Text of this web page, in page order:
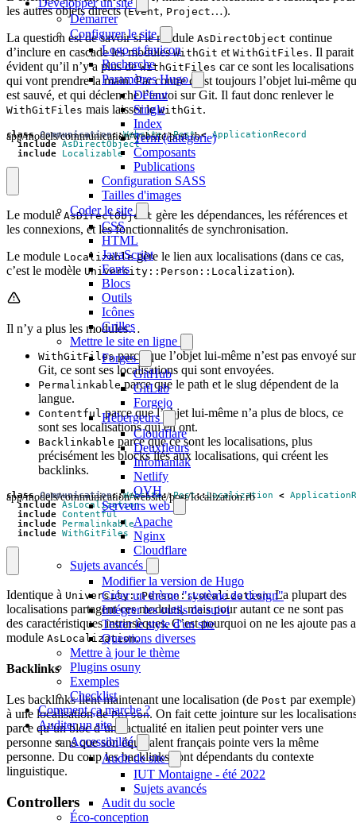
Développer un site
Démarrer
Configurer le site
Logo et favicon
Recherche
Paramètres Hugo
Défaut
Single
Index
Term (catégorie)
Composants
Publications
Configuration SASS
Tailles d'images
Coder le site
CSS
HTML
JavaScript
Fonts
Blocs
Outils
Icônes
Grilles
Mettre le site en ligne
Forges
GitHub
GitLab
Forgejo
Hébergeurs
Cloudflare
Deuxfleurs
Infomaniak
Netlify
OVH
Serveurs web
Apache
Nginx
Cloudflare
Sujets avancés
Modifier la version de Hugo
Créer un thème "système de design"
Intégrer les outils de suivi
Tester le style d'un site
Questions diverses
Mettre à jour le thème
Plugins osuny
Exemples
Checklist
Comment ça marche ?
Auditer un site
Accessibilité
Audit de site
IUT Montaigne - été 2022
Sujets avancés
Audit du socle
Éco-conception
les autres objets directs (Event, Project…).
La question est de savoir si le module AsDirectObject continue
d’inclure en cascade les modulesWithGit et WithGitFiles. Il parait
évident qu’il n’y a plus deWithGitFiles car ce sont les localisations
qui vont prendre la main. Par contre c’est toujours l’objet lui-même
est sauvé, et qui déclenche l’envoi sur Git. Il faut donc renlever le
WithGitFiles mais laisser leWithGit.
app/models/communication/website/post.rb
class Communication::Website::Post < ApplicationRecord
include AsDirectObject
include
Localizable
Le moduleAsDirectObject gère les dépendances, les références et
les connexions, et les fonctionnalités de synchronisation.
Le module Localizablegère le lien aux localisations (dans ce cas,
c’est le modèle University::Person::Localization).
Il n’y a plus les modules…
WithGitFilesparce que l’objet lui-même n’est pas envoyé sur
Git, ce sont ses localisations qui sont envoyées.
Permalinkableparce que le path et le slug dépendent de la
langue.
Contentfulparce que l’objet lui-même n’a plus de blocs, ce
sont ses localisations qui en ont.
Backlinkable parce que ce sont les localisations, plus
précisément les blocks liés aux localisations, qui créent les
backlinks.
app/models/communication/website/post/localization.rb
class Communication::Website::Post::Localization <
include AsLocalization
include Contentful
include
Permalinkable
include WithGitFiles
Identique à University::Person::Localization. La plupart des
localisations partagent ces modules, mais pour autant ce ne sont pas
des caractéristiques intrinsèques. C’est pourquoi on ne les ajoute pas
module AsLocalization.
Backlinks
Les backlinks lient maintenant une localisation (de Post par exemple)
à une localisation dePerson. On fait cette jointure sur les
parce qu’un bloc d’une actualité en italien peut pointer vers une
personne sans que son équivalent français pointe vers la même
personne. Du coup les backlinks sont dépendants du contexte
linguistique.
Controllers